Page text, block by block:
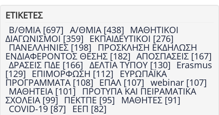
ΕΤΙΚΕΤΕΣ
Β/ΘΜΙΑ [697] Α/ΘΜΙΑ [438] ΜΑΘΗΤΙΚΟΙ
ΔΙΑΓΩΝΙΣΜΟΙ [359] ΕΚΠΑΙΔΕΥΤΙΚΟΙ [276]
ΠΑΝΕΛΛΗΝΙΕΣ [198] ΠΡΟΣΚΛΗΣΗ ΕΚΔΗΛΩΣΗ
ΕΝΔΙΑΦΕΡΟΝΤΟΣ ΘΕΣΗΣ [182] ΑΠΟΣΠΑΣΕΙΣ [167]
ΔΡΑΣΕΙΣ ΠΔΕ [166] ΔΕΛΤΙΑ ΤΥΠΟΥ [130] Erasmus
[129] ΕΠΙΜΟΡΦΩΣΗ [112] ΕΥΡΩΠΑΪΚΑ
ΠΡΟΓΡΑΜΜΑΤΑ [108] ΕΠΑΛ [107] webinar [107]
ΜΑΘΗΤΕΙΑ [101] ΠΡΟΤΥΠΑ ΚΑΙ ΠΕΙΡΑΜΑΤΙΚΑ
ΣΧΟΛΕΙΑ [99] ΠΕΚΤΠΕ [95] ΜΑΘΗΤΕΣ [91]
COVID-19 [87] ΕΕΠ [82]